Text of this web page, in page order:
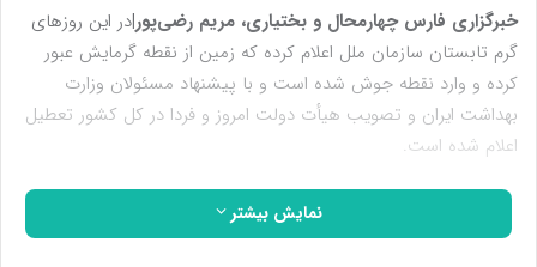
خبرگزاری فارس چهارمحال و بختیاری، مریم رضی‌پور|در این روزهای
گرم تابستان سازمان ملل اعلام کرده که زمین از نقطه گرمایش عبور
کرده و وارد نقطه جوش شده است و با پیشنهاد مسئولان وزارت
بهداشت ایران و تصویب هیأت دولت امروز و فردا در کل کشور تعطیل
اعلام شده است.
این روزها خبر می‌رسد مردم در برخی از شهرهای کشور عزیزمان ایران
دمای بالایی را تجربه می‌کنند و در برخی نقاط دمای هوا تا ۵۰ درجه
نمایش بیشتر